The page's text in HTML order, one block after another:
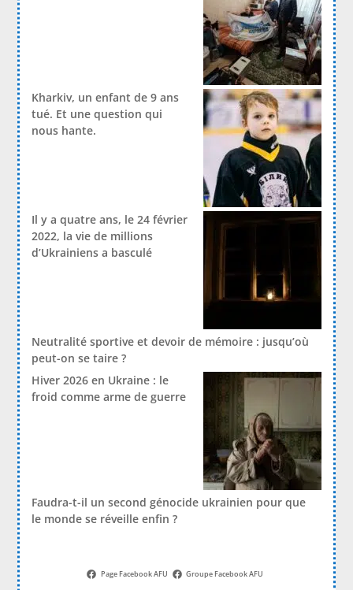
Kharkiv, un enfant de 9 ans
tué. Et une question qui
nous hante.
Il y a quatre ans, le 24 février
2022, la vie de millions
d’Ukrainiens a basculé
Neutralité sportive et devoir de mémoire : jusqu’où
peut-on se taire ?
Hiver 2026 en Ukraine : le
froid comme arme de guerre
Faudra-t-il un second génocide ukrainien pour que
le monde se réveille enfin ?
Page Facebook AFU Groupe Facebook AFU